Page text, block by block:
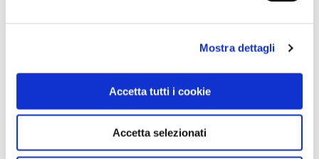
Mostra dettagli
Accetta tutti i cookie
Accetta selezionati